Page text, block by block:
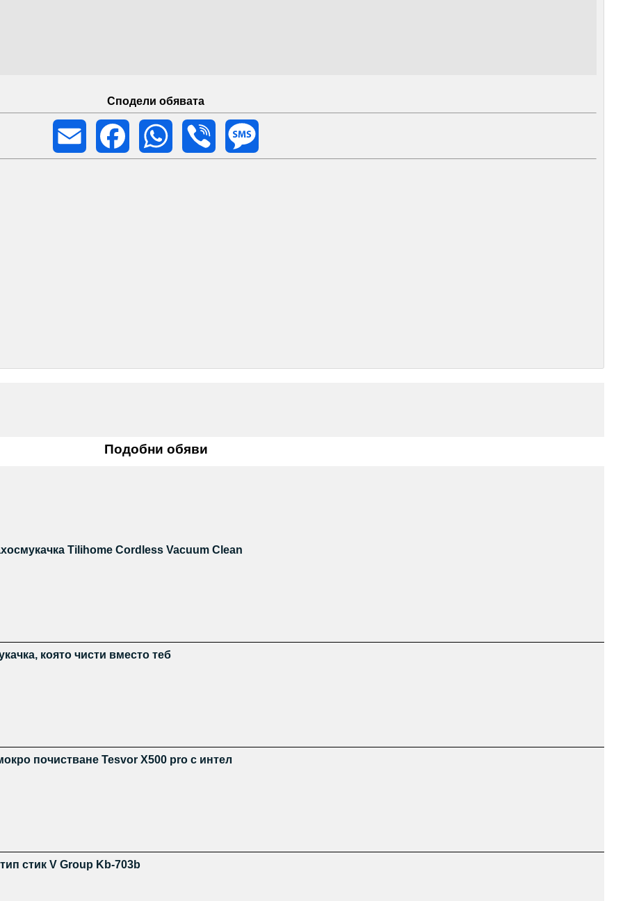
≈1.5 l;
Сподели обявата
Email
Facebook WhatsApp Viber
Подобни обяви
Tilihome Cordless Vacuum Clean
която чисти вместо теб
почистване Tesvor X500 pro с интел
стик V Group Kb-703b